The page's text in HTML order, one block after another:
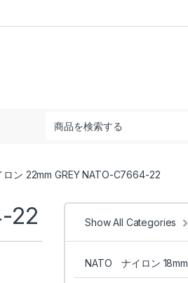
ン 22mm GREY NATO-C7664-22
22 Show All Categories
NATO ナイロン 18mm